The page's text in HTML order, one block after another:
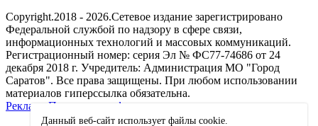
Copyright.2018 - 2026.Сетевое издание зарегистрировано
Федеральной службой по надзору в сфере связи,
информационных технологий и массовых коммуникаций.
Регистрационный номер: серия Эл № ФС77-74686 от 24
декабря 2018 г. Учредитель: Администрация МО "Город
Саратов". Все права защищены. При любом использовании
материалов гиперссылка обязательна.
Реклама
Политика конфиденциальности
Данный веб-сайт использует файлы сookie.